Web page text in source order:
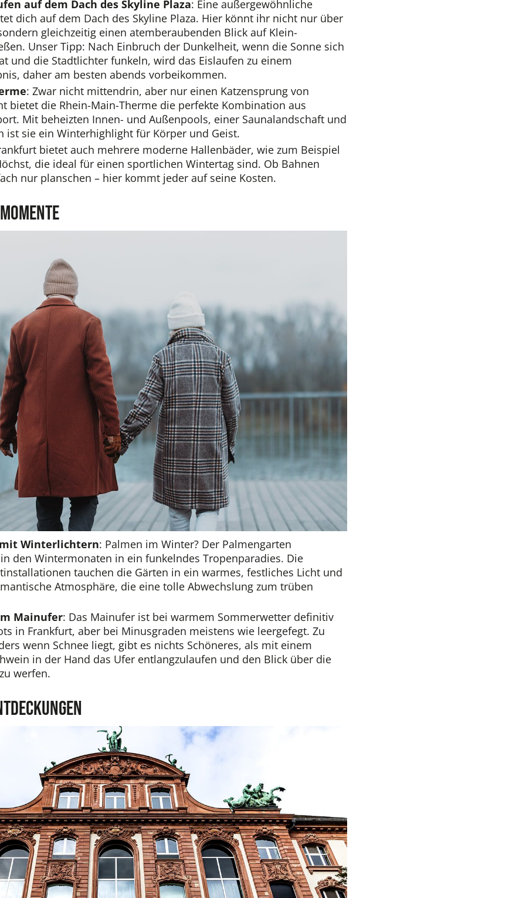
auf dem Dach des Skyline Plaza: Eine außergewöhnliche
dich auf dem Dach des Skyline Plaza. Hier könnt ihr nicht nur über
gleichzeitig einen atemberaubenden Blick auf Klein-
Unser Tipp: Nach Einbruch der Dunkelheit, wenn die Sonne sich
und die Stadtlichter funkeln, wird das Eislaufen zu einem
daher am besten abends vorbeikommen.
: Zwar nicht mittendrin, aber nur einen Katzensprung von
bietet die Rhein-Main-Therme die perfekte Kombination aus
Mit beheizten Innen- und Außenpools, einer Saunalandschaft und
ist sie ein Winterhighlight für Körper und Geist.
bietet auch mehrere moderne Hallenbäder, wie zum Beispiel
die ideal für einen sportlichen Wintertag sind. Ob Bahnen
nur planschen – hier kommt jeder auf seine Kosten.
Winterlichtern: Palmen im Winter? Der Palmengarten
den Wintermonaten in ein funkelndes Tropenparadies. Die
tauchen die Gärten in ein warmes, festliches Licht und
Atmosphäre, die eine tolle Abwechslung zum trüben
Mainufer: Das Mainufer ist bei warmem Sommerwetter definitiv
in Frankfurt, aber bei Minusgraden meistens wie leergefegt. Zu
wenn Schnee liegt, gibt es nichts Schöneres, als mit einem
in der Hand das Ufer entlangzulaufen und den Blick über die
werfen.